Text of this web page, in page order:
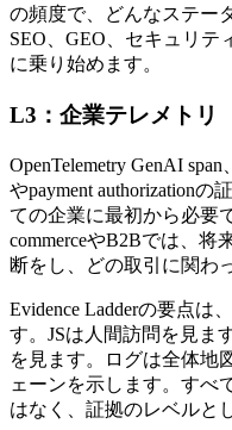
の頻度で、どんなステー
SEO、GEO、セキュリテ
に乗り始めます。
L3：企業テレメトリ
OpenTelemetry GenAI
やpayment authorization
ての企業に最初から必要
commerceやB2Bでは、将
断をし、どの取引に関わ
Evidence Ladderの要点は
す。JSは人間訪問を見ま
を見ます。ログは全体地
ェーンを示します。すべ
はなく、証拠のレベルと